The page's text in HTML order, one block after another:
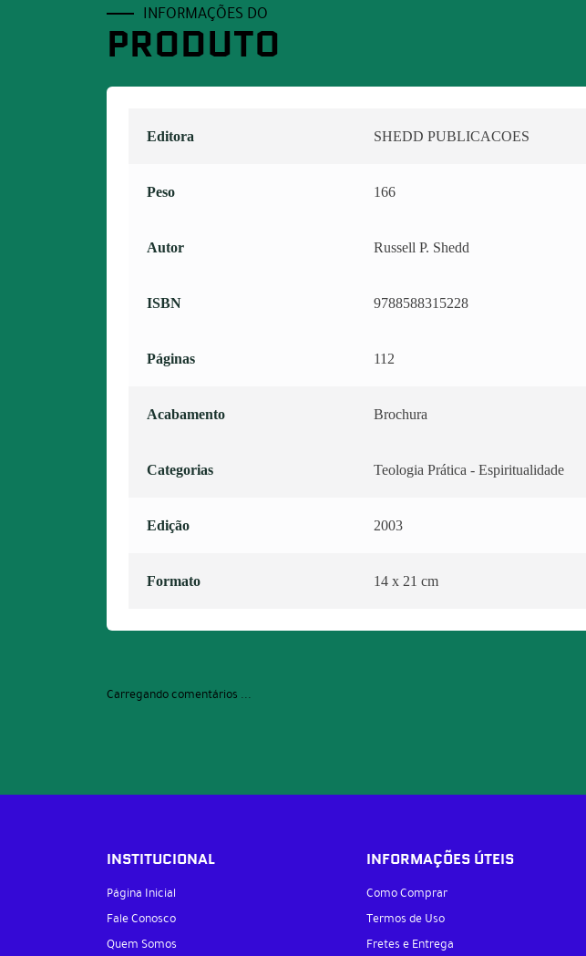
INFORMAÇÕES DO
PRODUTO
Editora SHEDD PUBLICACOES
Peso 166
Autor Russell P. Shedd
ISBN 9788588315228
Páginas 112
Acabamento Brochura
Categorias Teologia Prática - Espiritualidade
Edição 2003
Formato 14 x 21 cm
Carregando comentários ...
INSTITUCIONAL
Página Inicial
Fale Conosco
Quem Somos
INFORMAÇÕES ÚTEIS
Como Comprar
Termos de Uso
Fretes e Entrega